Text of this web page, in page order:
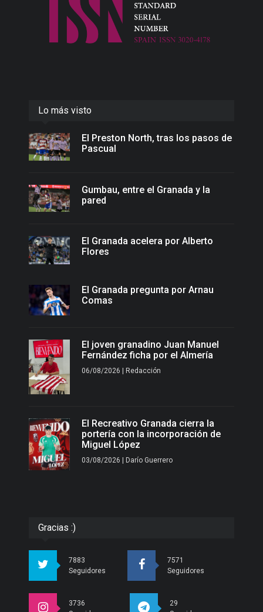
Lo más visto
El Preston North, tras los pasos de
Pascual
Gumbau, entre el Granada y la
pared
El Granada acelera por Alberto
Flores
El Granada pregunta por Arnau
Comas
El joven granadino Juan Manuel
Fernández ficha por el Almería
06/08/2026 | Redacción
El Recreativo Granada cierra la
portería con la incorporación de
Miguel López
03/08/2026 | Darío Guerrero
Gracias :)
7883
Seguidores
7571
Seguidores
3736
29